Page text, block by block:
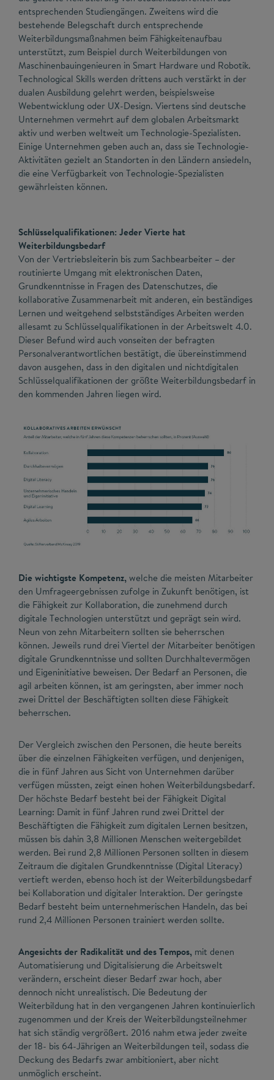
entsprechenden Studiengängen. Zweitens wird die
bestehende Belegschaft durch entsprechende
Weiterbildungsmaßnahmen beim Fähigkeitenaufbau
unterstützt, zum Beispiel durch Weiterbildungen von
Maschinenbauingenieuren in Smart Hardware und Robotik.
Technological Skills werden drittens auch verstärkt in der
dualen Ausbildung gelehrt werden, beispielsweise
Webentwicklung oder UX-Design. Viertens sind deutsche
Unternehmen vermehrt auf dem globalen Arbeitsmarkt
aktiv und werben weltweit um Technologie-Spezialisten.
Einige Unternehmen geben auch an, dass sie Technologie-
Aktivitäten gezielt an Standorten in den Ländern ansiedeln,
die eine Verfügbarkeit von Technologie-Spezialisten
gewährleisten können.
Schlüsselqualifikationen: Jeder Vierte hat
Weiterbildungsbedarf
Von der Vertriebsleiterin bis zum Sachbearbeiter – der
routinierte Umgang mit elektronischen Daten,
Grundkenntnisse in Fragen des Datenschutzes, die
kollaborative Zusammenarbeit mit anderen, ein beständiges
Lernen und weitgehend selbstständiges Arbeiten werden
allesamt zu Schlüsselqualifikationen in der Arbeitswelt 4.0.
Dieser Befund wird auch vonseiten der befragten
Personalverantwortlichen bestätigt, die übereinstimmend
davon ausgehen, dass in den digitalen und nichtdigitalen
Schlüsselqualifikationen der größte Weiterbildungsbedarf in
den kommenden Jahren liegen wird.
Die wichtigste Kompetenz,welche die meisten Mitarbeiter
den Umfrageergebnissen zufolge in Zukunft benötigen, ist
die Fähigkeit zur Kollaboration, die zunehmend durch
digitale Technologien unterstützt und geprägt sein wird.
Neun von zehn Mitarbeitern sollten sie beherrschen
können. Jeweils rund drei Viertel der Mitarbeiter benötigen
digitale Grundkenntnisse und sollten Durchhaltevermögen
und Eigeninitiative beweisen. Der Bedarf an Personen, die
agil arbeiten können, ist am geringsten, aber immer noch
zwei Drittel der Beschäftigten sollten diese Fähigkeit
beherrschen.
Der Vergleich zwischen den Personen, die heute bereits
über die einzelnen Fähigkeiten verfügen, und denjenigen,
die in fünf Jahren aus Sicht von Unternehmen darüber
verfügen müssten, zeigt einen hohen Weiterbildungsbedarf.
Der höchste Bedarf besteht bei der Fähigkeit Digital
Learning: Damit in fünf Jahren rund zwei Drittel der
Beschäftigten die Fähigkeit zum digitalen Lernen besitzen,
müssen bis dahin 3,8 Millionen Menschen weitergebildet
werden. Bei rund 2,8 Millionen Personen sollten in diesem
Zeitraum die digitalen Grundkenntnisse (Digital Literacy)
vertieft werden, ebenso hoch ist der Weiterbildungsbedarf
bei Kollaboration und digitaler Interaktion. Der geringste
Bedarf besteht beim unternehmerischen Handeln, das bei
rund 2,4 Millionen Personen trainiert werden sollte.
Angesichts der Radikalität und des Tempos, mit denen
Automatisierung und Digitalisierung die Arbeitswelt
verändern, erscheint dieser Bedarf zwar hoch, aber
dennoch nicht unrealistisch. Die Bedeutung der
Weiterbildung hat in den vergangenen Jahren kontinuierlich
zugenommen und der Kreis der Weiterbildungsteilnehmer
hat sich ständig vergrößert. 2016 nahm etwa jeder zweite
der 18- bis 64-Jährigen an Weiterbildungen teil, sodass die
Deckung des Bedarfs zwar ambitioniert, aber nicht
unmöglich erscheint.